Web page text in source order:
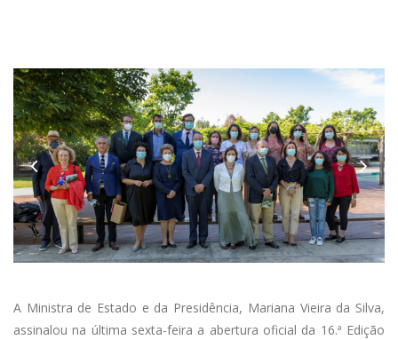
Anterior
A Ministra de Estado e da Presidência, Mariana Vieira da Silva,
assinalou na última sexta-feira a abertura oficial da 16.ª Edição